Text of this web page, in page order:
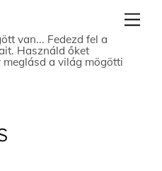
van... Fedezd fel a
Használd őket
meglásd a világ mögötti